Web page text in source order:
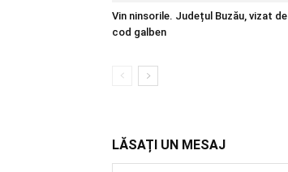
Vin ninsorile. Județul Buzău, vizat de
cod galben
LĂSAȚI UN MESAJ